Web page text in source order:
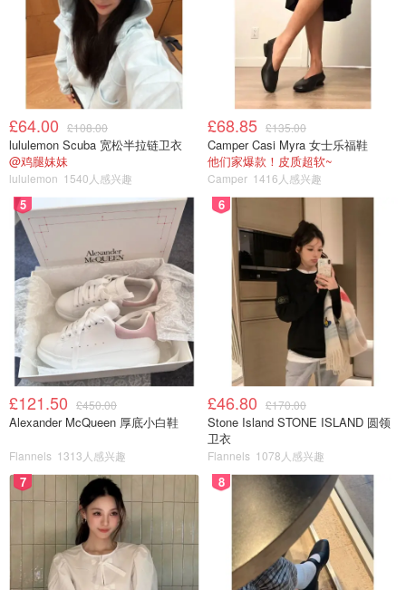
他大学的bookstore没啥区别，然后再朝西走有个小水池，
水池上有校名标志，不仔细看还真发现不了。。接着朝北继
续打卡柯纳图书馆，比较普通，它对面的学习中心还比较漂
亮，楼旁有个钟塔，前方还有错落有致的小花园，拍照后继
续朝北走，是一条宽阔的大道，尽头可以看到加拿大国旗和
旗杆，旗杆前方是个精致的小玫瑰花园，刚好到毕业季，很
多学生和家长在里面拍照，结合前方的海景挺漂亮的。之后
继续朝西走去人类学博物馆，到了门口发现要买门票，就没
进去，接着朝南走去亚洲中心图书馆，到了后发现就是普通
的教学楼，毫无特点，再拐到对面的新渡户纪念花园，发现
也要收费，就没进去。然后原路返回上下车点，现金在公交
车上买了张票到gas town。一路上公交车上的人越来越多，
拥挤程度快和国内一样了，不同的是越往downtown开流浪
汉越多。加拿大的胖子也不少，坐在座位上左一个胖子有一
个胖子，我都快挤成小鱼干了。快到gas town的时候闻到一
个尿骚味，但是两边的胖子把我视线挡的严严实实也不知道
哪里来的，不多会右边的胖子就换了个座位，我这时才看到
她旁边是个流浪汉，屁股漏了一半那种。。。一路忍着尿骚
味过了2，3站，我也终于到站下车了。(不过虽然加拿大流
浪汉多，吸大麻也多，尿骚味也重，但是都没什么攻击性，
大多数像僵尸一样静止在路上，沉浸在自己的世界里)下车
后先走去Hotel europe，正面没啥特别的，侧面和上海的武
康大楼，武汉的巴公房子一样窄窄的一条。打卡后走去
Steam clock，就是普通的蒸汽钟，和小樽那个一样。接着
走去Pink alley，这里比较无语，就是一条冷清的街道，地
£64.00 £108.00
lululemon Scuba 宽松半拉链卫衣
@鸡腿妹妹
lululemon 1540人感兴趣
£68.85 £135.00
Camper Casi Myra 女士乐福鞋
他们家爆款！皮质超软~
Camper 1416人感兴趣
5
£121.50 £450.00
Alexander McQueen 厚底小白鞋
Flannels 1313人感兴趣
6
£46.80 £170.00
Stone Island STONE ISLAND 圆领
卫衣
Flannels 1078人感兴趣
7 8